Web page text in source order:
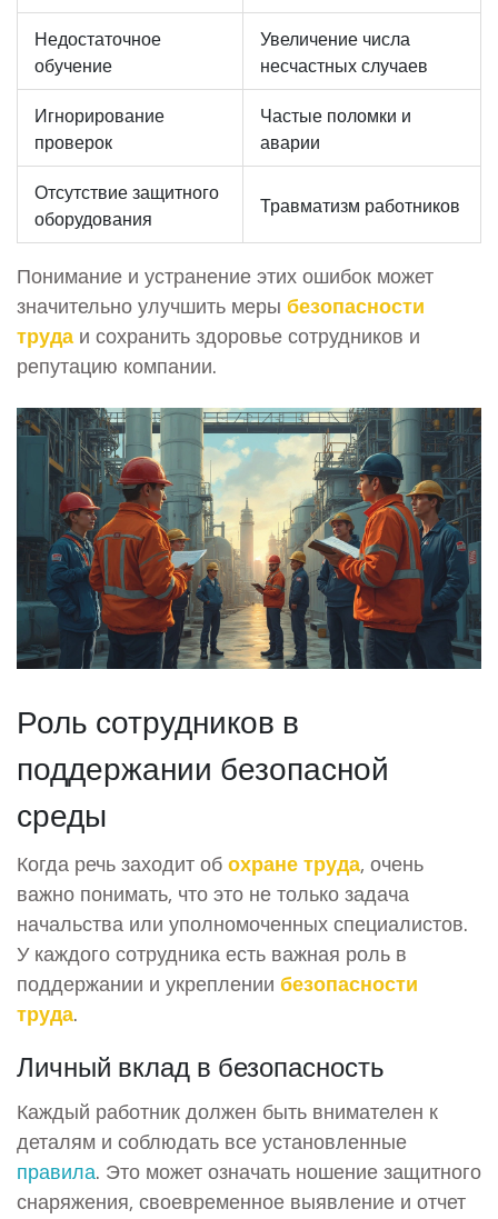
Недостаточное
обучение
Увеличение числа
несчастных случаев
Игнорирование
проверок
Частые поломки и
аварии
Отсутствие защитного
оборудования
Травматизм работников
Понимание и устранение этих ошибок может
значительно улучшить меры безопасности
труда и сохранить здоровье сотрудников и
репутацию компании.
Роль сотрудников в
поддержании безопасной
среды
Когда речь заходит об охране труда, очень
важно понимать, что это не только задача
начальства или уполномоченных специалистов.
У каждого сотрудника есть важная роль в
поддержании и укреплении безопасности
труда.
Личный вклад в безопасность
Каждый работник должен быть внимателен к
деталям и соблюдать все установленные
правила. Это может означать ношение защитного
снаряжения, своевременное выявление и отчет